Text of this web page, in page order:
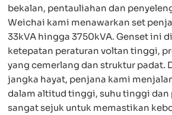
bekalan, pentauliahan dan
Weichai kami menawarkan set
33kVA hingga 3750kVA. Genset ini
ketepatan peraturan voltan tinggi,
yang cemerlang dan struktur padat.
jangka hayat, penjana kami
dalam altitud tinggi, suhu tinggi dan
sangat sejuk untuk memastikan